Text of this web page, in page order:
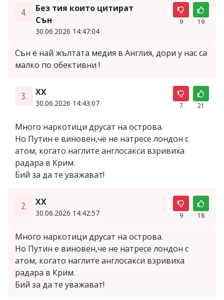
4.
Без тия които цитират
Сън
30.06.2026 14:47:04
9 19
Сън е най жълтата медия в Англия, дори у нас са
малко по обективни !
3. ХХ
30.06.2026 14:43:07 7 21
Много наркотици друсат на острова.
Но Путин е виновен,че не натресе лондон с
атом, когато наглите англосакси взривиха
радара в Крим.
Бий за да те уважават!
2. ХХ
30.06.2026 14:42:57 9 18
Много наркотици друсат на острова.
Но Путин е виновен,че не натресе лондон с
атом, когато наглите англосакси взривиха
радара в Крим.
Бий за да те уважават!